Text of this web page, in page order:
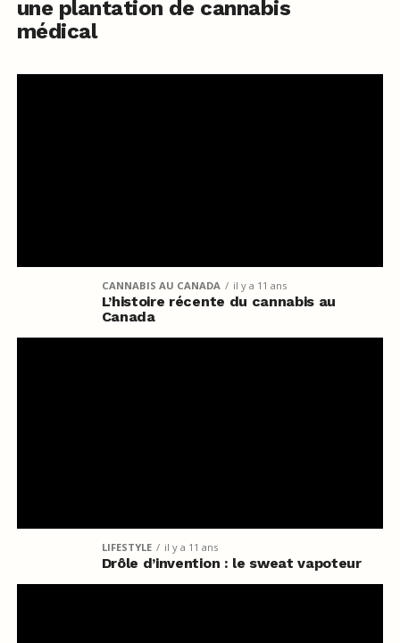
une plantation de cannabis
médical
CANNABIS AU CANADA il y a 11 ans
L’histoire récente du cannabis au
Canada
LIFESTYLE il y a 11 ans
Drôle d’invention : le sweat vapoteur